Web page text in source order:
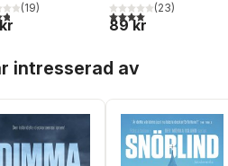
5 stjärnor. Totalt antal röster:
(19)
4,0utav 5 stjärnor.
(23)
89 kr
intresserad av